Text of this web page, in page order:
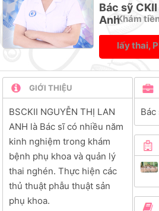
Khám
lấy thai,
khoa,
Bác sỹ
Anh
GIỚI THIỆU
BSCKII NGUYỄN THỊ LAN
ANH là Bác sĩ có nhiều năm
kinh nghiệm trong khám
bệnh phụ khoa và quản lý
thai nghén. Thực hiện các
thủ thuật phẫu thuật sản
phụ khoa.
Bác